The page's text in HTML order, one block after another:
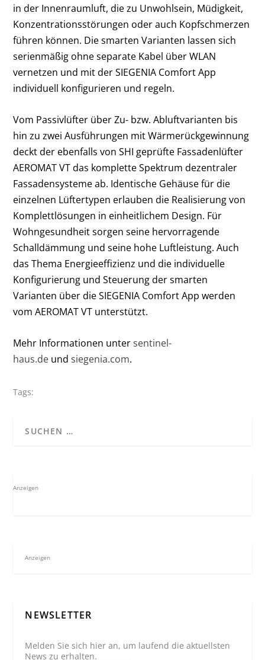
in der Innenraumluft, die zu Unwohlsein, Müdigkeit,
Konzentrationsstörungen oder auch Kopfschmerzen
führen können. Die smarten Varianten lassen sich
serienmäßig ohne separate Kabel über WLAN
vernetzen und mit der SIEGENIA Comfort App
individuell konfigurieren und regeln.
Vom Passivlüfter über Zu- bzw. Abluftvarianten bis
hin zu zwei Ausführungen mit Wärmerückgewinnung
deckt der ebenfalls von SHI geprüfte Fassadenlüfter
AEROMAT VT das komplette Spektrum dezentraler
Fassadensysteme ab. Identische Gehäuse für die
einzelnen Lüftertypen erlauben die Realisierung von
Komplettlösungen in einheitlichem Design. Für
Wohngesundheit sorgen seine hervorragende
Schalldämmung und seine hohe Luftleistung. Auch
das Thema Energieeffizienz und die individuelle
Konfigurierung und Steuerung der smarten
Varianten über die SIEGENIA Comfort App werden
vom AEROMAT VT unterstützt.
Mehr Informationen untersentinel-
haus.de undsiegenia.com.
Tags:
Anzeigen
Anzeigen
NEWSLETTER
Melden Sie sich hier an, um laufend die aktuellsten
News zu erhalten.